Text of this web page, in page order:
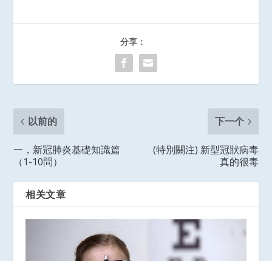
分享：
以前的
一，新冠肺炎基礎知識篇
（1-10問）
下一个
(特別關注) 新型冠狀病毒
真的很毒
相关文章